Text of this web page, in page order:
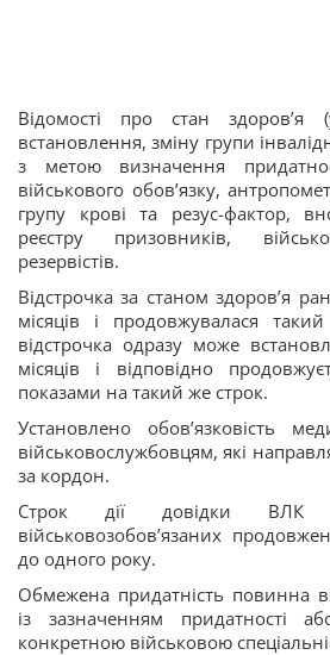
Відомості про стан
встановлення, зміну групи
з метою визначення
військового обов’язку,
групу крові та резус-фактор,
реєстру призовників,
резервістів.
Відстрочка за станом здоров’я
місяців і продовжувалася
відстрочка одразу може
місяців і відповідно
показами на такий же строк.
Установлено обов’язковість
військовослужбовцям, які
за кордон.
Строк дії довідки ВЛК
військовозобов’язаних
до одного року.
Обмежена придатність повинна
із зазначенням придатності
конкретною військовою